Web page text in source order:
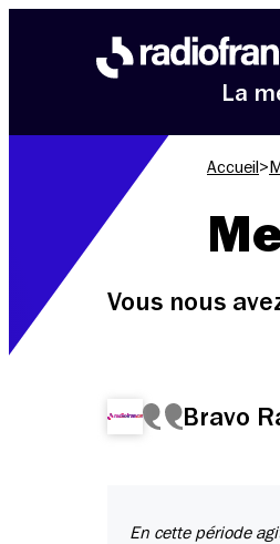
La
Accueil >
Vous nous
Bravo
En cette période